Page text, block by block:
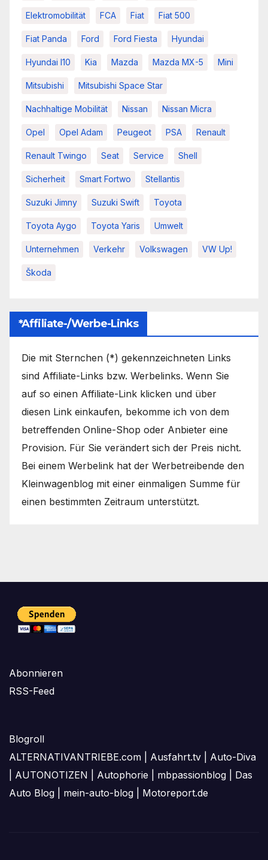
Elektromobilität FCA Fiat Fiat 500
Fiat Panda Ford Ford Fiesta Hyundai
Hyundai I10 Kia Mazda Mazda MX-5 Mini
Mitsubishi Mitsubishi Space Star
Nachhaltige Mobilität Nissan Nissan Micra
Opel Opel Adam Peugeot PSA Renault
Renault Twingo Seat Service Shell
Sicherheit Smart Fortwo Stellantis
Suzuki Jimny Suzuki Swift Toyota
Toyota Aygo Toyota Yaris Umwelt
Unternehmen Verkehr Volkswagen VW Up!
Škoda
*Affiliate-/Werbe-Links
Die mit Sternchen (*) gekennzeichneten Links
sind Affiliate-Links bzw. Werbelinks. Wenn Sie
auf so einen Affiliate-Link klicken und über
diesen Link einkaufen, bekomme ich von dem
betreffenden Online-Shop oder Anbieter eine
Provision. Für Sie verändert sich der Preis nicht.
Bei einem Werbelink hat der Werbetreibende den
Kleinwagenblog mit einer einmaligen Summe für
einen bestimmten Zeitraum unterstützt.
Abonnieren
RSS-Feed
Blogroll
ALTERNATIVANTRIEBE.com
Ausfahrt.tv
Auto-Diva
AUTONOTIZEN Autophorie mbpassionblog
Das
Auto Blog
mein-auto-blog Motoreport.de